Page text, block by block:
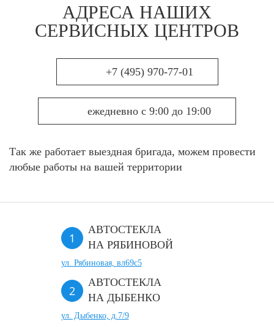
АДРЕСА НАШИХ
СЕРВИСНЫХ ЦЕНТРОВ
+7 (495) 970-77-01
ежедневно с 9:00 до 19:00
Так же работает выездная бригада, можем провести
любые работы на вашей территории
АВТОСТЕКЛА
НА РЯБИНОВОЙ
ул. Рябиновая, вл69с5
АВТОСТЕКЛА
НА ДЫБЕНКО
ул. Дыбенко, д.7/9